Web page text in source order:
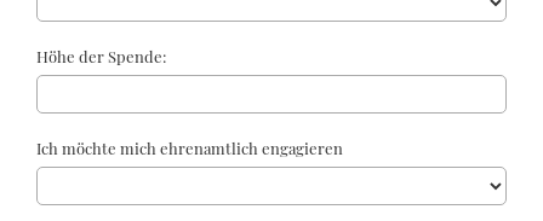
Höhe der Spende:
Ich möchte mich ehrenamtlich engagieren